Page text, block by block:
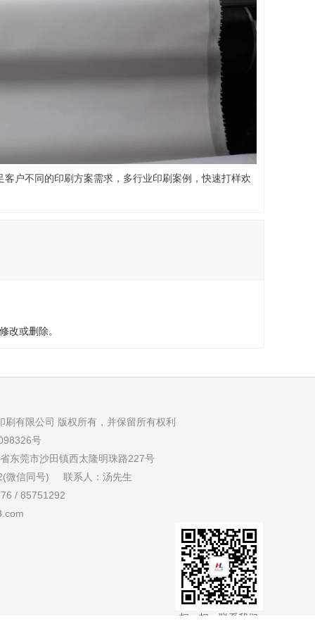
户不同的印刷方案需求，多行业印刷案例，快速打样欢
改或删除。
有限公司 版权所有，并保留所有权利
号
东莞市沙田镇西太隆明珠路227号
微信同号) 联系人：汤先生
/ 85751292
扫一扫，联系我们